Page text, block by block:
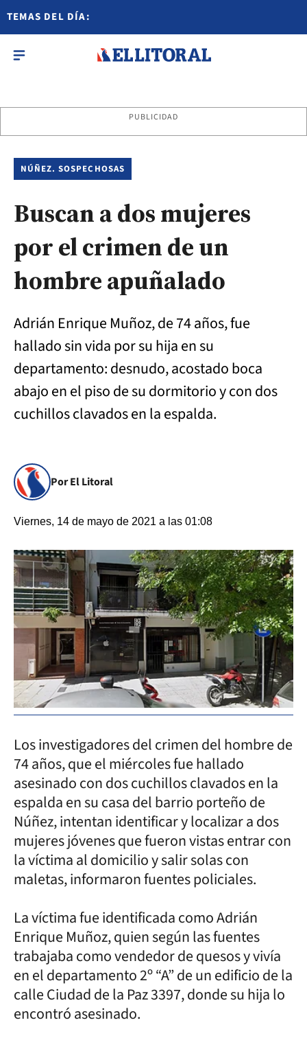
TEMAS DEL DÍA:
PUBLICIDAD
NÚÑEZ. SOSPECHOSAS
Buscan a dos mujeres
por el crimen de un
hombre apuñalado
Adrián Enrique Muñoz, de 74 años, fue
hallado sin vida por su hija en su
departamento: desnudo, acostado boca
abajo en el piso de su dormitorio y con dos
cuchillos clavados en la espalda.
Por El Litoral
Viernes, 14 de mayo de 2021 a las 01:08
Los investigadores del crimen del hombre de
74 años, que el miércoles fue hallado
asesinado con dos cuchillos clavados en la
espalda en su casa del barrio porteño de
Núñez, intentan identificar y localizar a dos
mujeres jóvenes que fueron vistas entrar con
la víctima al domicilio y salir solas con
maletas, informaron fuentes policiales.
La víctima fue identificada como Adrián
Enrique Muñoz, quien según las fuentes
trabajaba como vendedor de quesos y vivía
en el departamento 2º “A” de un edificio de la
calle Ciudad de la Paz 3397, donde su hija lo
encontró asesinado.